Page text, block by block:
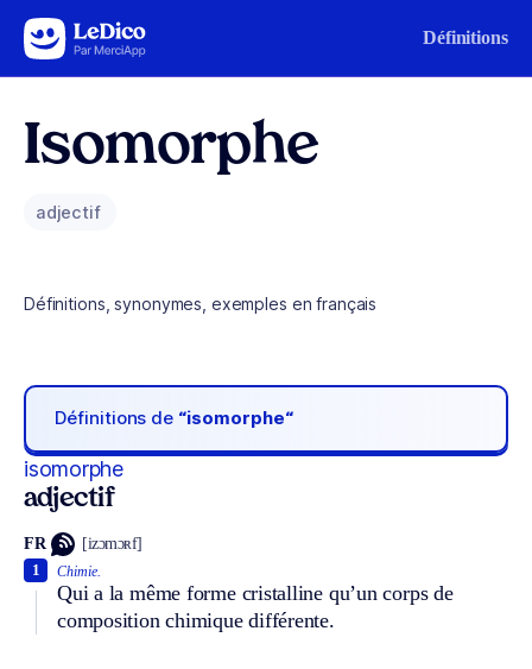
Aller au contenu Définitions
Isomorphe
adjectif
Définitions, synonymes, exemples en français
Définitions de “isomorphe“
isomorphe
adjectif
FR [izɔmɔʀf]
Chimie.
Qui a la même forme cristalline qu’un corps de
composition chimique différente.
1